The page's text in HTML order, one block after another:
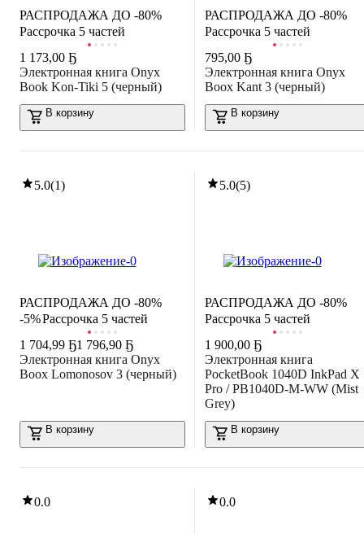
Рассрочка 5 частей
РАСПРОДАЖА ДО -80%
1 173,00 Ҕ
Электронная книга Onyx
Book Kon-Tiki 5 (черный)
В корзину
Рассрочка 5 частей
РАСПРОДАЖА ДО -80%
795,00 Ҕ
Электронная книга Onyx
Boox Kant 3 (черный)
В корзину
5.0(1)
-5%Рассрочка 5 частей
РАСПРОДАЖА ДО -80%
1 704,99 Ҕ1 796,90 Ҕ
Электронная книга Onyx
Boox Lomonosov 3 (черный)
В корзину
5.0(5)
Рассрочка 5 частей
РАСПРОДАЖА ДО -80%
1 900,00 Ҕ
Электронная книга
PocketBook 1040D InkPad X
Pro / PB1040D-M-WW (Mist
Grey)
В корзину
0.0 0.0